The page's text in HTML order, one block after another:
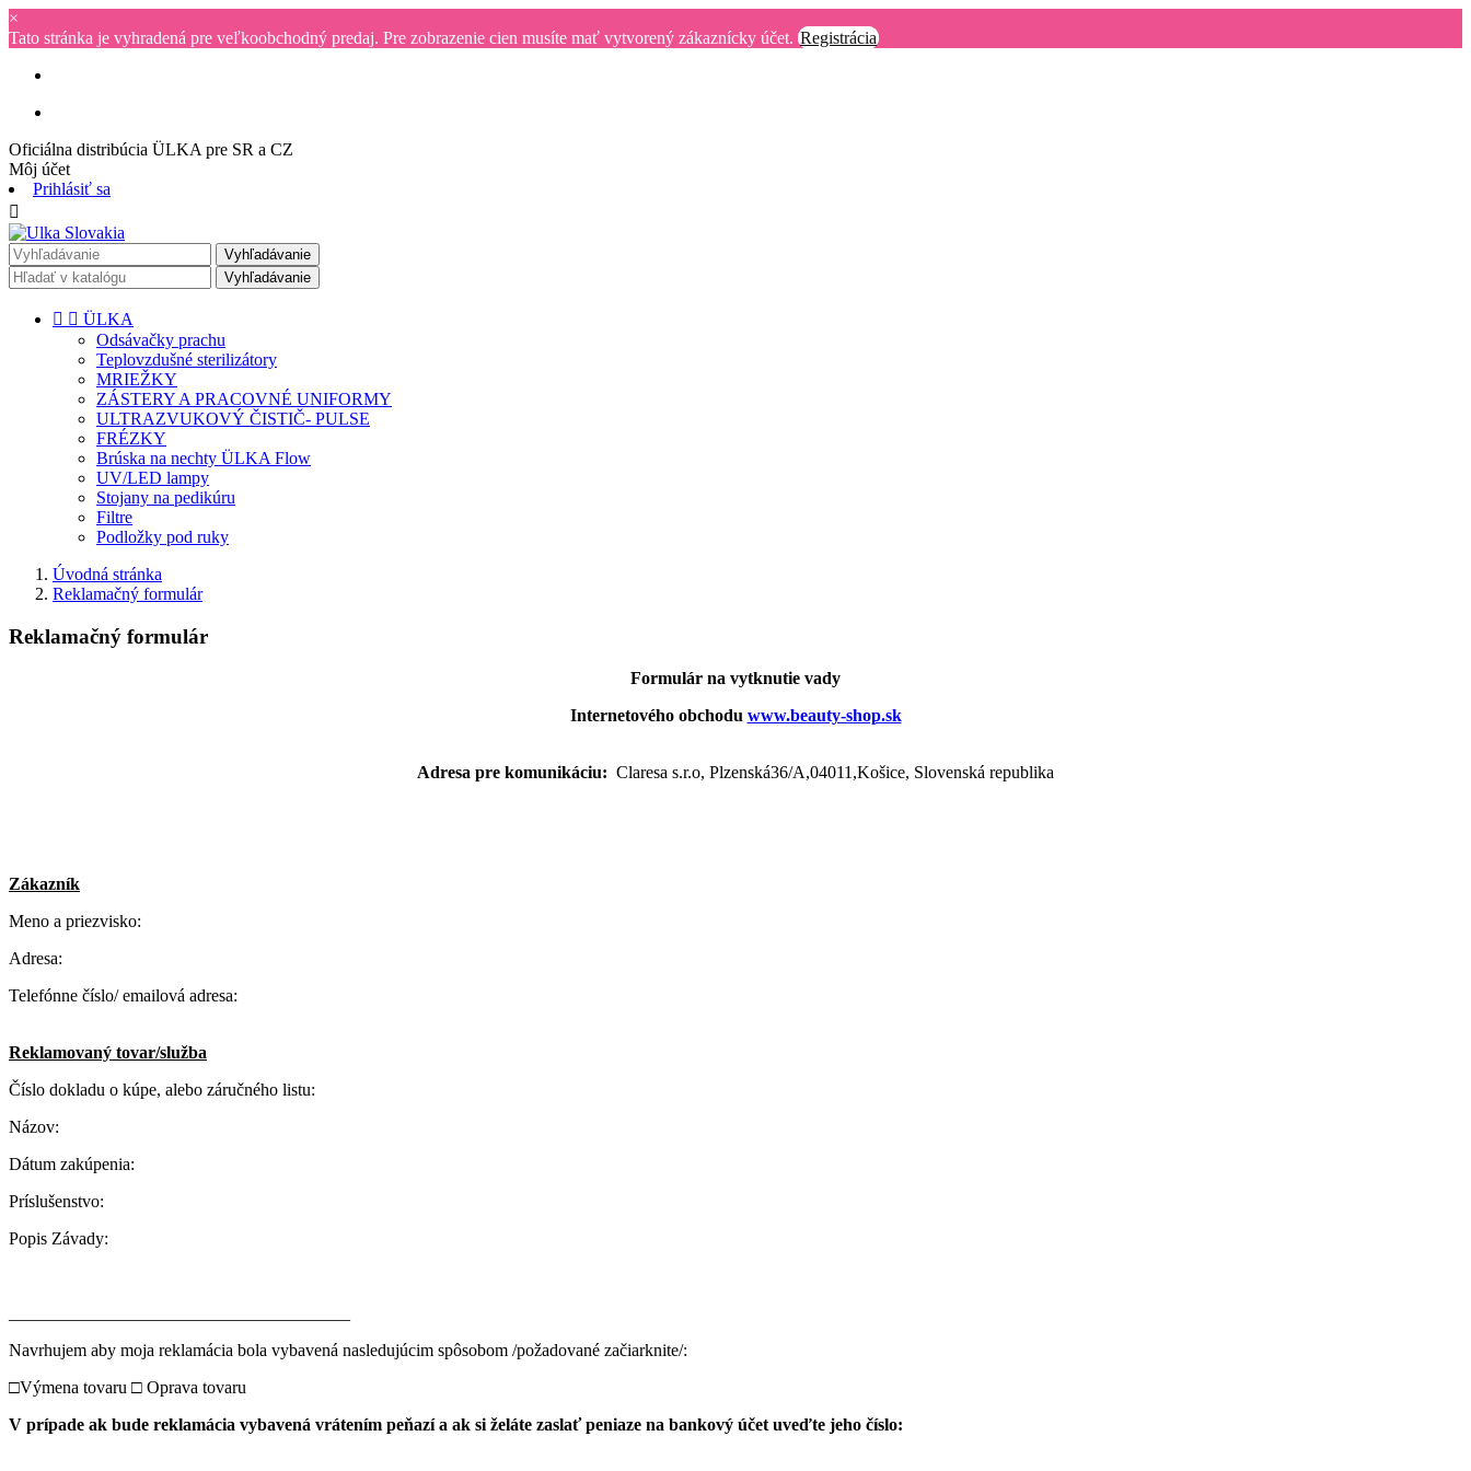
×
Tato stránka je vyhradená pre veľkoobchodný predaj. Pre zobrazenie cien musíte mať vytvorený zákaznícky účet. Registrácia
Oficiálna distribúcia ÜLKA pre SR a CZ
Môj účet
Prihlásiť sa

Vyhľadávanie
Vyhľadávanie
  ÜLKA
Odsávačky prachu
Teplovzdušné sterilizátory
MRIEŽKY
ZÁSTERY A PRACOVNÉ UNIFORMY
ULTRAZVUKOVÝ ČISTIČ- PULSE
FRÉZKY
Brúska na nechty ÜLKA Flow
UV/LED lampy
Stojany na pedikúru
Filtre
Podložky pod ruky
Úvodná stránka
Reklamačný formulár
Reklamačný formulár
Formulár na vytknutie vady
Internetového obchodu www.beauty-shop.sk
Adresa pre komunikáciu: Claresa s.r.o, Plzenská36/A,04011,Košice, Slovenská republika
Zákazník
Meno a priezvisko:
Adresa:
Telefónne číslo/ emailová adresa:
Reklamovaný tovar/služba
Číslo dokladu o kúpe, alebo záručného listu:
Názov:
Dátum zakúpenia:
Príslušenstvo:
Popis Závady:
Navrhujem aby moja reklamácia bola vybavená nasledujúcim spôsobom /požadované začiarknite/:
□Výmena tovaru □ Oprava tovaru
V prípade ak bude reklamácia vybavená vrátením peňazí a ak si želáte zaslať peniaze na bankový účet uveďte jeho číslo: